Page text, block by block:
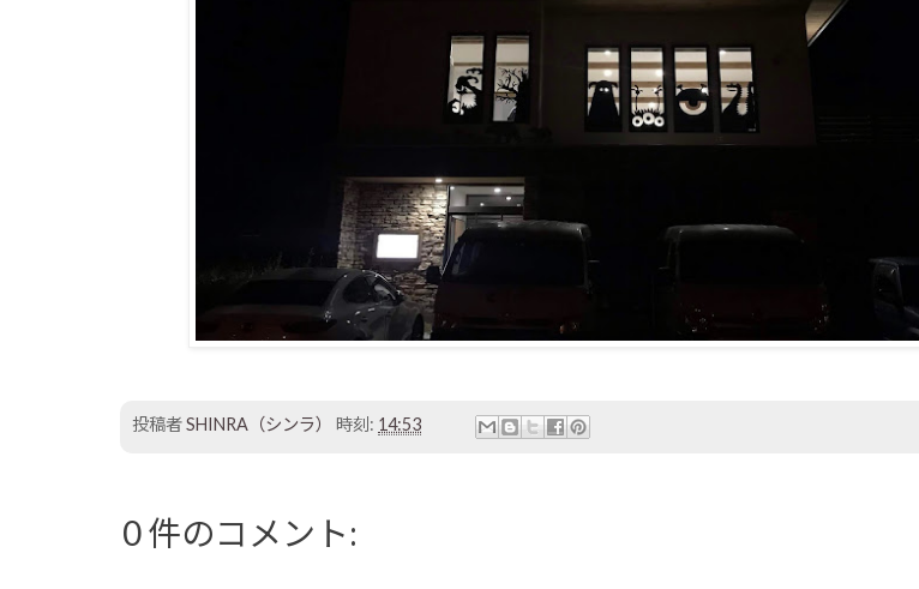
投稿者SHINRA（シンラ） 時刻: 14:53
0 件のコメント: